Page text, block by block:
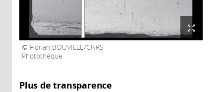
Florian BOUVILLE/CNRS
Photothèque
Plus de transparence